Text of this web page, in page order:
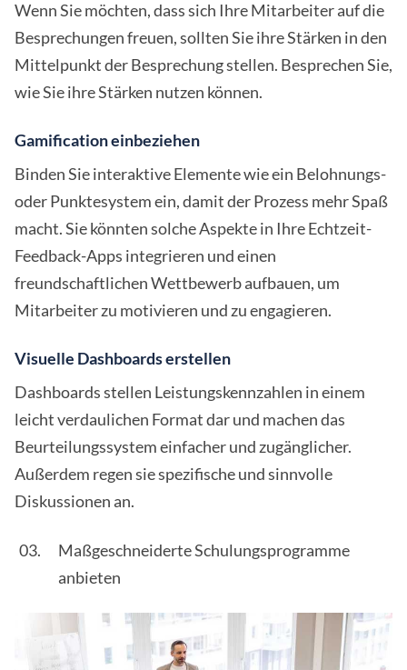
Wenn Sie möchten, dass sich Ihre Mitarbeiter auf die
Besprechungen freuen, sollten Sie ihre Stärken in den
Mittelpunkt der Besprechung stellen. Besprechen Sie,
wie Sie ihre Stärken nutzen können.
Gamification einbeziehen
Binden Sie interaktive Elemente wie ein Belohnungs-
oder Punktesystem ein, damit der Prozess mehr Spaß
macht. Sie könnten solche Aspekte in Ihre Echtzeit-
Feedback-Apps integrieren und einen
freundschaftlichen Wettbewerb aufbauen, um
Mitarbeiter zu motivieren und zu engagieren.
Visuelle Dashboards erstellen
Dashboards stellen Leistungskennzahlen in einem
leicht verdaulichen Format dar und machen das
Beurteilungssystem einfacher und zugänglicher.
Außerdem regen sie spezifische und sinnvolle
Diskussionen an.
Maßgeschneiderte Schulungsprogramme
anbieten